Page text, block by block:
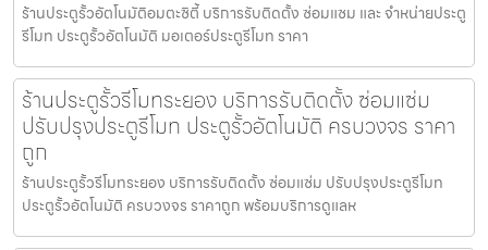
ร้านประตูรั้วอัตโนมัติอมตะซิตี้ บริการรับติดตั้ง ซ่อมแซม และ จำหน่ายประตู
รีโมท ประตูรั้วอัตโนมัติ มอเตอร์ประตูรีโมท ราคา
ร้านประตูรั้วรีโมทระยอง บริการรับติดตั้ง ซ่อมแซ่ม
ปรับปรุงประตูรีโมท ประตูรั้วอัตโนมัติ ครบวงจร ราคา
ถูก
ร้านประตูรั้วรีโมทระยอง บริการรับติดตั้ง ซ่อมแซ่ม ปรับปรุงประตูรีโมท
ประตูรั้วอัตโนมัติ ครบวงจร ราคาถูก พร้อมบริการดูแลห